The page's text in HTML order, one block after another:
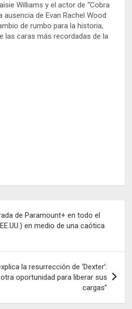
Williams y el actor de “Cobra
ausencia de Evan Rachel Wood
de rumbo para la historia,
las caras más recordadas de la
de Paramount+ en todo el
en medio de una caótica
la resurrección de ‘Dexter’:
oportunidad para liberar sus
cargas”